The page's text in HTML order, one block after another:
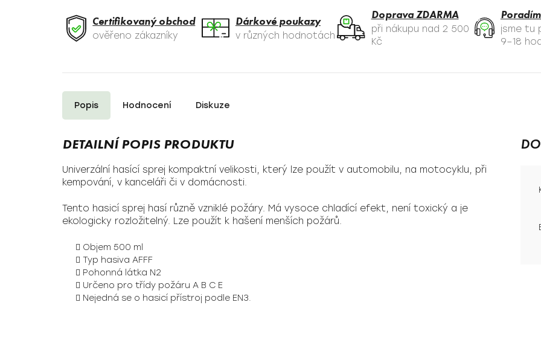
Certifikovaný obchod
ověřeno zákazníky
Dárkové poukazy
v různých hodnotách
Doprava ZDARMA
při nákupu nad 2 500
Kč
jsme tu
9–18
Popis Hodnocení Diskuze
Univerzální hasící sprej kompaktní velikosti, který lze použít v automobilu, na motocyklu, při
kempování, v kanceláři či v domácnosti.
Tento hasicí sprej hasí různě vzniklé požáry. Má vysoce chladící efekt, není toxický a je
ekologicky rozložitelný. Lze použít k hašení menších požárů.
Objem 500 ml
Typ hasiva AFFF
Pohonná látka N2
Určeno pro třídy požáru A B C E
Nejedná se o hasicí přístroj podle EN3.